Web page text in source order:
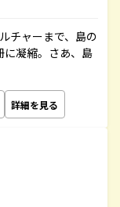
チャーまで、島の
に凝縮。さあ、島
詳細を見る